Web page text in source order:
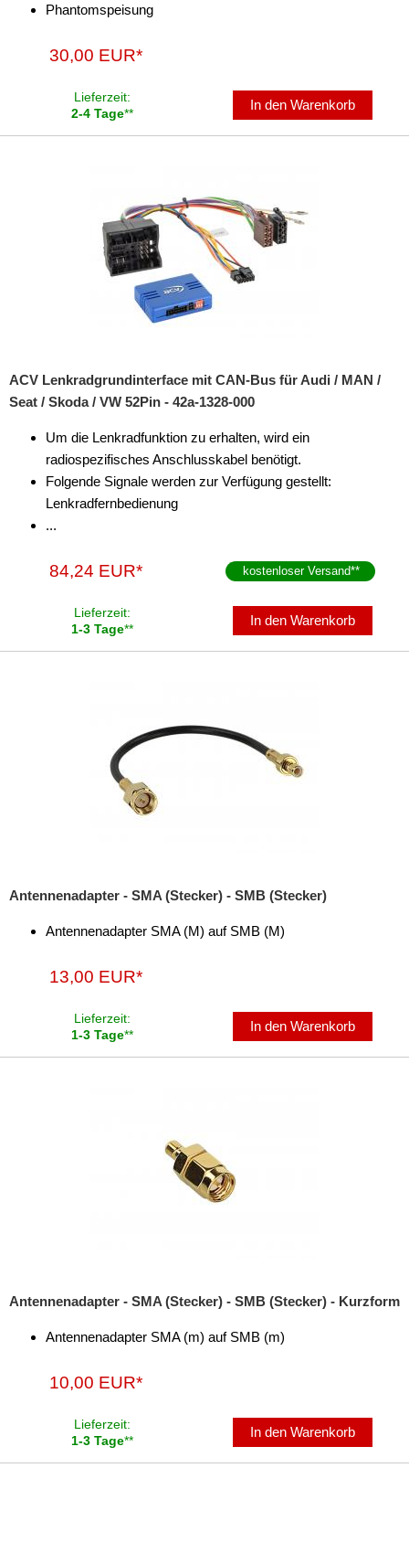
Phantomspeisung
30,00 EUR*
Lieferzeit:
2-4 Tage**
In den Warenkorb
ACV Lenkradgrundinterface mit CAN-Bus für Audi / MAN /
Seat / Skoda / VW 52Pin - 42a-1328-000
Um die Lenkradfunktion zu erhalten, wird ein
radiospezifisches Anschlusskabel benötigt.
Folgende Signale werden zur Verfügung gestellt:
Lenkradfernbedienung
...
84,24 EUR* kostenloser Versand**
Lieferzeit:
1-3 Tage**
In den Warenkorb
Antennenadapter - SMA (Stecker) - SMB (Stecker)
Antennenadapter SMA (M) auf SMB (M)
13,00 EUR*
Lieferzeit:
1-3 Tage**
In den Warenkorb
Antennenadapter - SMA (Stecker) - SMB (Stecker) - Kurzform
Antennenadapter SMA (m) auf SMB (m)
10,00 EUR*
Lieferzeit:
1-3 Tage**
In den Warenkorb